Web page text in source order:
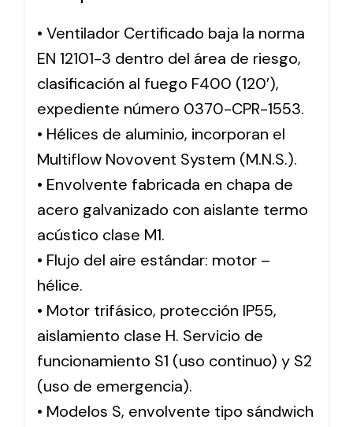
• Ventilador Certificado baja la norma
EN 12101-3 dentro del área de riesgo,
clasificación al fuego F400 (120′),
expediente número 0370-CPR-1553.
• Hélices de aluminio, incorporan el
Multiflow Novovent System (M.N.S.).
• Envolvente fabricada en chapa de
acero galvanizado con aislante termo
acústico clase M1.
• Flujo del aire estándar: motor –
hélice.
• Motor trifásico, protección IP55,
aislamiento clase H. Servicio de
funcionamiento S1 (uso continuo) y S2
(uso de emergencia).
• Modelos S, envolvente tipo sándwich